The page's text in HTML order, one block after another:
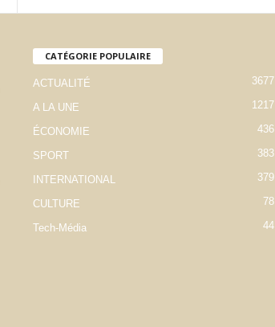
CATÉGORIE POPULAIRE
ACTUALITÉ 3677
A LA UNE 1217
ÉCONOMIE 436
SPORT 383
INTERNATIONAL 379
CULTURE 78
Tech-Média 44